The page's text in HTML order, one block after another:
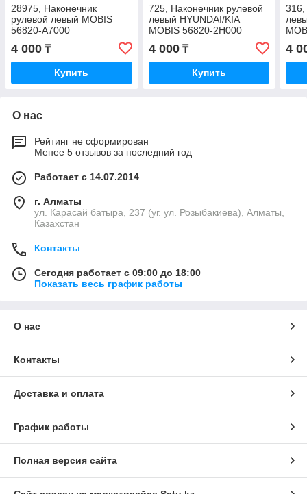
28975, Наконечник
рулевой левый MOBIS
56820-A7000
4 000 ₸
Купить
725, Наконечник рулевой
левый HYUNDAI/KIA
MOBIS 56820-2H000
4 000₸
Купить
316,
4
О нас
Рейтинг не сформирован
Менее 5 отзывов за последний год
Работает с 14.07.2014
г. Алматы
ул. Карасай батыра, 237 (уг. ул. Розыбакиева), Алматы,
Казахстан
Контакты
Сегодня работает с 09:00 до 18:00
Показать весь график работы
О нас
Контакты
Доставка и оплата
График работы
Полная версия сайта